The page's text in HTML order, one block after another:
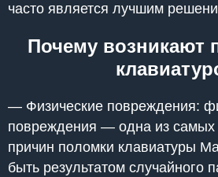
часто является лучшим
Почему возникают
— Физические повреждения:
повреждения — одна из самых
причин поломки клавиатуры
быть результатом случайного